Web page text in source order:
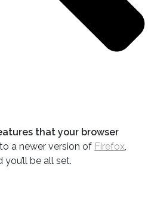
that your browser
a newer version of Firefox,
you’ll be all set.